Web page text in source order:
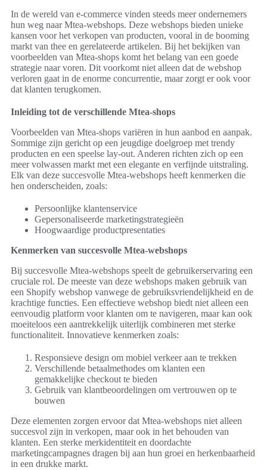
In de wereld van e-commerce vinden steeds meer ondernemers
hun weg naar Mtea-webshops. Deze webshops bieden unieke
kansen voor het verkopen van producten, vooral in de booming
markt van thee en gerelateerde artikelen. Bij het bekijken van
voorbeelden van Mtea-shops komt het belang van een goede
strategie naar voren. Dit voorkomt niet alleen dat de webshop
verloren gaat in de enorme concurrentie, maar zorgt er ook voor
dat klanten terugkomen.
Inleiding tot de verschillende Mtea-shops
Voorbeelden van Mtea-shops variëren in hun aanbod en aanpak.
Sommige zijn gericht op een jeugdige doelgroep met trendy
producten en een speelse lay-out. Anderen richten zich op een
meer volwassen markt met een elegante en verfijnde uitstraling.
Elk van deze succesvolle Mtea-webshops heeft kenmerken die
hen onderscheiden, zoals:
Persoonlijke klantenservice
Gepersonaliseerde marketingstrategieën
Hoogwaardige productpresentaties
Kenmerken van succesvolle Mtea-webshops
Bij succesvolle Mtea-webshops speelt de gebruikerservaring een
cruciale rol. De meeste van deze webshops maken gebruik van
een Shopify webshop vanwege de gebruiksvriendelijkheid en de
krachtige functies. Een effectieve webshop biedt niet alleen een
eenvoudig platform voor klanten om te navigeren, maar kan ook
moeiteloos een aantrekkelijk uiterlijk combineren met sterke
functionaliteit. Innovatieve kenmerken zoals:
Responsieve design om mobiel verkeer aan te trekken
Verschillende betaalmethodes om klanten een
gemakkelijke checkout te bieden
Gebruik van klantbeoordelingen om vertrouwen op te
bouwen
Deze elementen zorgen ervoor dat Mtea-webshops niet alleen
succesvol zijn in verkopen, maar ook in het behouden van
klanten. Een sterke merkidentiteit en doordachte
marketingcampagnes dragen bij aan hun groei en herkenbaarheid
in een drukke markt.